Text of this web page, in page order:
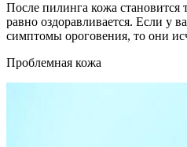
После пилинга кожа становится
равно оздоравливается. Если у
симптомы ороговения, то они
Проблемная кожа